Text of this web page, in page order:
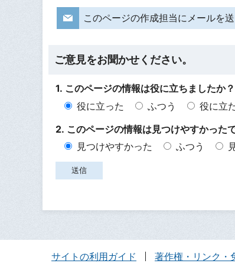
このページの作成担当にメールを
ご意見をお聞かせください。
1. このページの情報は役に立ちましたか？
役に立った
ふつう
役に立
2. このページの情報は見つけやすかった
見つけやすかった
ふつう
サイトの利用ガイド 著作権・リンク・